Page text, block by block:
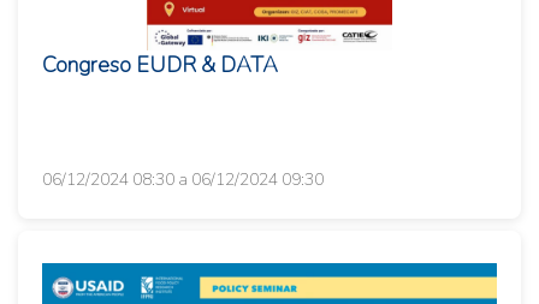
Congreso EUDR & DATA
06/12/2024 08:30 a 06/12/2024 09:30